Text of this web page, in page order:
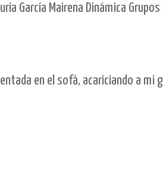
García Mairena Dinámica Grupos
en el sofá, acariciando a mi